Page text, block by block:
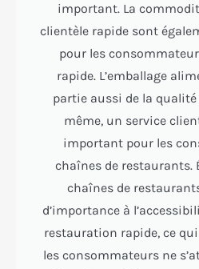
important. La
clientèle rapide sont
pour les
rapide. L’emballage
partie aussi de la qualité
même, un service
important pour les
chaînes de restaurants.
chaînes de
d’importance à
restauration rapide, ce
les consommateurs ne